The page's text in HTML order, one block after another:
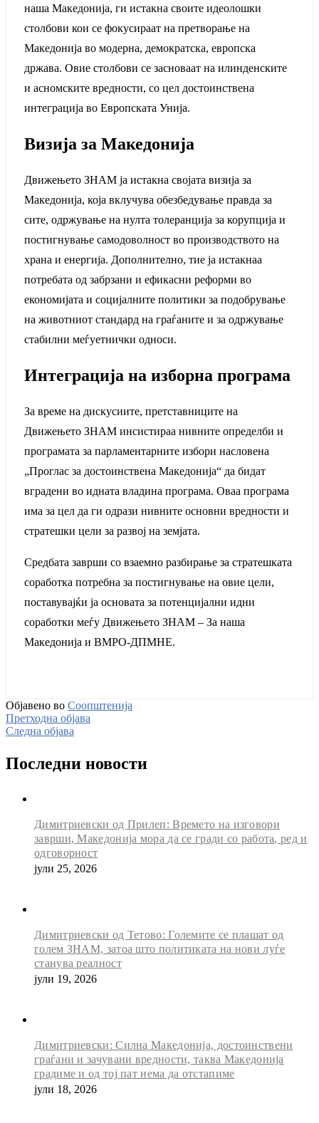
наша Македонија, ги истакна своите идеолошки
столбови кои се фокусираат на претворање на
Македонија во модерна, демократска, европска
држава. Овие столбови се засноваат на илинденските
и асномските вредности, со цел достоинствена
интеграција во Европската Унија.
Визија за Македонија
Движењето ЗНАМ ја истакна својата визија за
Македонија, која вклучува обезбедување правда за
сите, одржување на нулта толеранција за корупција и
постигнување самодоволност во производството на
храна и енергија. Дополнително, тие ја истакнаа
потребата од забрзани и ефикасни реформи во
економијата и социјалните политики за подобрување
на животниот стандард на граѓаните и за одржување
стабилни меѓуетнички односи.
Интеграција на изборна програма
За време на дискусиите, претставниците на
Движењето ЗНАМ инсистираа нивните определби и
програмата за парламентарните избори насловена
„Проглас за достоинствена Македонија“ да бидат
вградени во идната владина програма. Оваа програма
има за цел да ги одрази нивните основни вредности и
стратешки цели за развој на земјата.
Средбата заврши со взаемно разбирање за стратешката
соработка потребна за постигнување на овие цели,
поставувајќи ја основата за потенцијални идни
соработки меѓу Движењето ЗНАМ – За наша
Македонија и ВМРО-ДПМНЕ.
Објавено во Соопштенија
Претходна објава
Следна објава
Последни новости
Димитриевски од Прилеп: Времето на изговори
заврши, Македонија мора да се гради со работа, ред и
одговорност
јули 25, 2026
Димитриевски од Тетово: Големите се плашат од
голем ЗНАМ, затоа што политиката на нови луѓе
станува реалност
јули 19, 2026
Димитриевски: Силна Македонија, достоинствени
граѓани и зачувани вредности, таква Македонија
градиме и од тој пат нема да отстапиме
јули 18, 2026